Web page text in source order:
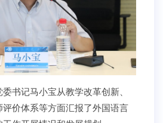
书记马小宝从教学改革创新、
价体系等方面汇报了外国语言